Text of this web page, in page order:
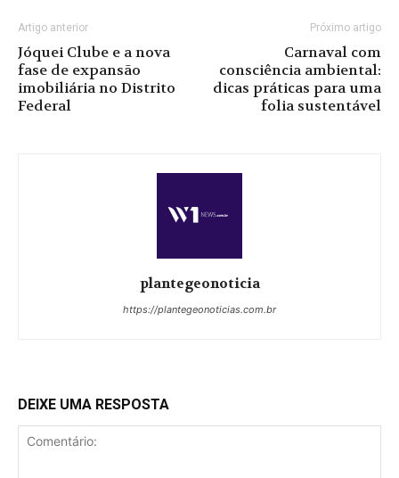
Artigo anterior
Jóquei Clube e a nova
fase de expansão
imobiliária no Distrito
Federal
Próximo artigo
Carnaval com
consciência ambiental:
dicas práticas para uma
folia sustentável
plantegeonoticia
https://plantegeonoticias.com.br
DEIXE UMA RESPOSTA